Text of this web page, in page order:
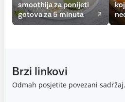
smoothija za ponijeti
gotova za 5 minuta
Brzi linkovi
Odmah posjetite povezani sadržaj.